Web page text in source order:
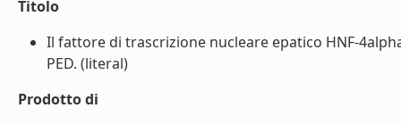
Titolo
Il fattore di trascrizione nucleare epatico HNF-
PED. (literal)
Prodotto di